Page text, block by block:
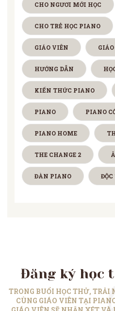
CHO NGƯƠI MỚI HỌC
CHO TRẺ HỌC PIANO
GIÁO VIÊN
HƯỚNG DẪN
KIẾN THỨC PIANO
PIANO PIANO
PIANO HOME
THE CHANGE 2
ĐÀN PIANO
Đăng ký học
TRONG BUỔI HỌC THỬ,
CÙNG GIÁO VIÊN TẠI